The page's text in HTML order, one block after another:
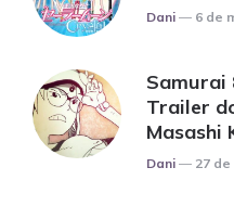
Posted
Dani 6 de
Samurai
Trailer
Masashi
Posted
Dani 27